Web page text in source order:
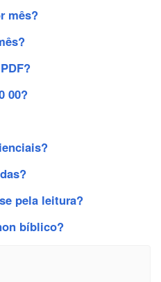
mês?
00?
pela leitura?
bíblico?